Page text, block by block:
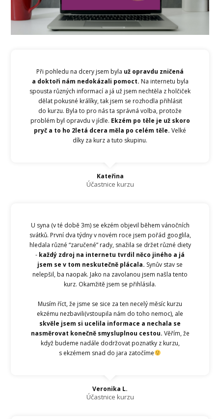
Při pohledu na dcery jsem byla už opravdu zničená
a doktoři nám nedokázali pomoct. Na internetu byla
spousta různých informací a já už jsem nechtěla z holčiček
dělat pokusné králíky, tak jsem se rozhodla přihlásit
do kurzu. Byla to pro nás ta správná volba, protože
problém byl opravdu v jídle. Ekzém po těle je už skoro
pryč a to ho 2letá dcera měla po celém těle. Velké
díky za kurz a tuto skupinu.
Kateřina
Účastnice kurzu
U syna (v té době 3m) se ekzém objevil během vánočních
svátků. První dva týdny v novém roce jsem pořád googlila,
hledala různé “zaručené” rady, snažila se držet různé diety
- každý zdroj na internetu tvrdil něco jiného a já
jsem se v tom neskutečně plácala. Synův stav se
nelepšil, ba naopak. Jako na zavolanou jsem našla tento
kurz. Okamžitě jsem se přihlásila.
Musím říct, že jsme se sice za ten necelý měsíc kurzu
ekzému nezbavili(vstoupila nám do toho nemoc), ale
skvěle jsem si ucelila informace a nechala se
nasměrovat konečně smysluplnou cestou. Věřím, že
když budeme nadále dodržovat poznatky z kurzu,
s ekzémem snad do jara zatočíme
Veronika L.
Účastnice kurzu